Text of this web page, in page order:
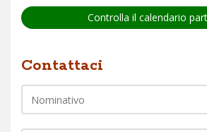
Controlla il calendario
Contattaci